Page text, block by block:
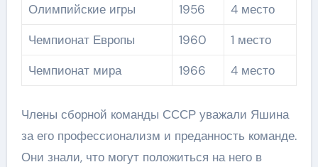
Олимпийские игры
1956
4 место
Чемпионат Европы
1960
1 место
Чемпионат мира
1966 4 место
Члены сборной команды СССР уважали Яшина
за его профессионализм и преданность команде.
Они знали, что могут положиться на него в